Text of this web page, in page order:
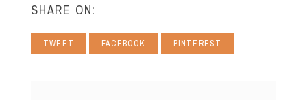
SHARE ON:
TWEET FACEBOOK PINTEREST